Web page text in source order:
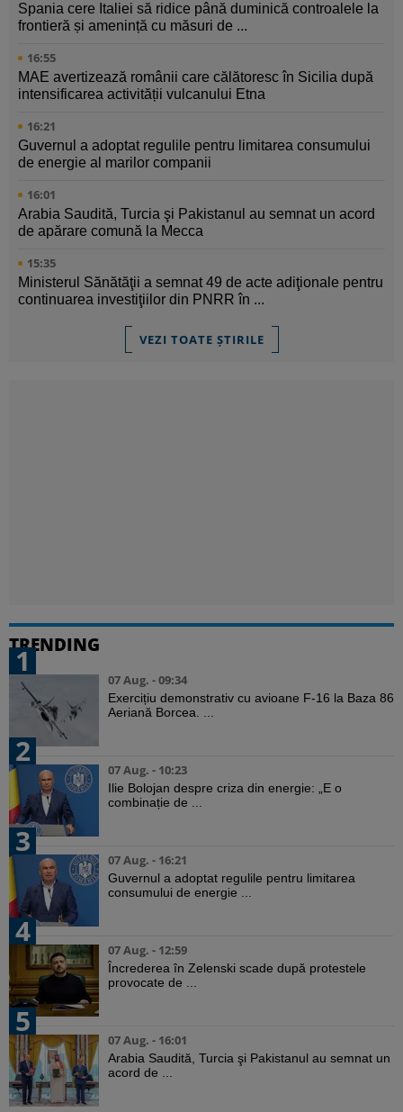
Spania cere Italiei să ridice până duminică controalele la
frontieră și amenință cu măsuri de ...
16:55
MAE avertizează românii care călătoresc în Sicilia după
intensificarea activității vulcanului Etna
16:21
Guvernul a adoptat regulile pentru limitarea consumului
de energie al marilor companii
16:01
Arabia Saudită, Turcia şi Pakistanul au semnat un acord
de apărare comună la Mecca
15:35
Ministerul Sănătăţii a semnat 49 de acte adiţionale pentru
continuarea investiţiilor din PNRR în ...
VEZI TOATE ȘTIRILE
TRENDING
1
07 Aug. - 09:34
Exercițiu demonstrativ cu avioane F-16 la Baza 86
Aeriană Borcea. ...
2
07 Aug. - 10:23
Ilie Bolojan despre criza din energie: „E o
combinație de ...
3
07 Aug. - 16:21
Guvernul a adoptat regulile pentru limitarea
consumului de energie ...
4
07 Aug. - 12:59
Încrederea în Zelenski scade după protestele
provocate de ...
5
07 Aug. - 16:01
Arabia Saudită, Turcia şi Pakistanul au semnat un
acord de ...